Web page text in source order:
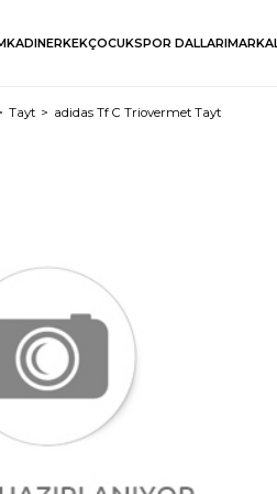
KADINERKEKÇOCUKSPOR DALLARI
Tayt adidas Tf C Triovermet Tayt